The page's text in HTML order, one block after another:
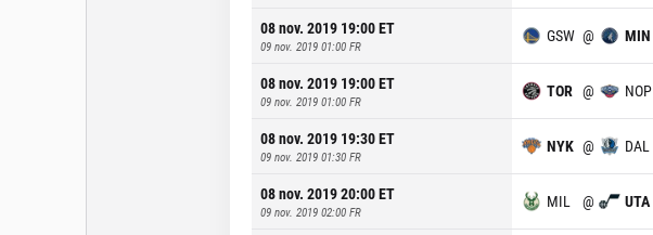
08 nov. 2019 19:00ET
09 nov. 2019 01:00 FR
GSW @ MIN
08 nov. 2019 19:00ET
09 nov. 2019 01:00 FR
TOR @ NOP
08 nov. 2019 19:30ET
09 nov. 2019 01:30 FR
NYK @ DAL
08 nov. 2019 20:00ET
09 nov. 2019 02:00 FR
MIL @ UTA